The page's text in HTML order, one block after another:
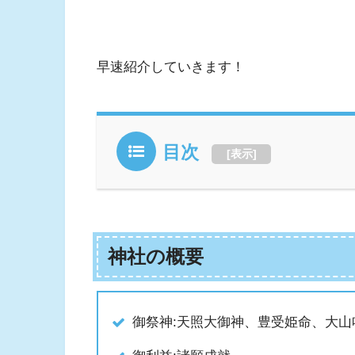
早速紹介していきます！
目次 [表示]
神社の概要
御祭神:天照大御神、豊受姫命、大山